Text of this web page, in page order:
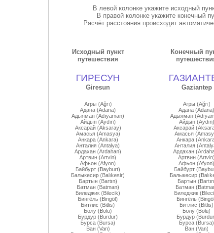
В левой колонке укажите исходный
В правой колонке укажите конечный
Расчёт расстояния происходит
Исходный пункт
путешествия
ГИРЕСУН
Giresun
Конечный
Gaziantep
Агры (Ağrı)
Адана (Adana)
Адыяман (Adıyaman)
Айдын (Aydın)
Аксарай (Aksaray)
Амасья (Amasya)
Анкара (Ankara)
Анталия (Antalya)
Ардахан (Ardahan)
Артвин (Artvin)
Афьон (Afyon)
Байбурт (Bayburt)
Балыкесир (Balıkesir)
Бартын (Bartın)
Батман (Batman)
Биледжик (Bilecik)
Бингёль (Bingöl)
Битлис (Bitlis)
Болу (Bolu)
Бурдур (Burdur)
Бурса (Bursa)
Ван (Van)
Агры (Ağrı)
Адана (Adana)
Адыяман
Айдын (Aydın)
Аксарай
Амасья
Анкара
Анталия
Ардахан
Артвин (Artvin)
Афьон (Afyon)
Байбурт
Балыкесир
Бартын
Батман
Биледжик
Бингёль
Битлис (Bitlis)
Болу (Bolu)
Бурдур
Бурса (Bursa)
Ван (Van)